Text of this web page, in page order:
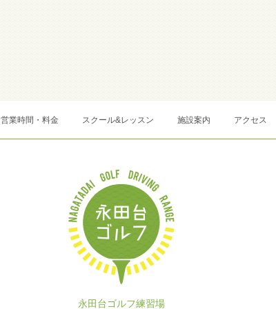
営業時間・料金 スクール&レッスン 施設案内 アクセス
永田台ゴルフ練習場